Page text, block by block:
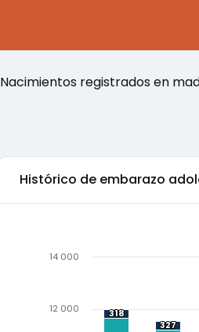
Nacimientos registrados en
Histórico de embarazo
318
318
327
327
12 000
14 000